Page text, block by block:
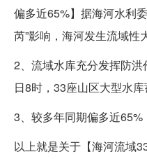
偏多近65%】据海河水利
芮”影响，海河发生流域性
2、流域水库充分发挥防
日8时，33座山区大型水库
3、较多年同期偏多近65%
以上就是关于【海河流域